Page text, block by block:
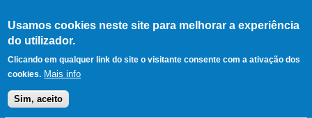
Usamos cookies neste site para melhorar a experiência
do utilizador.
Clicando em qualquer link do site o visitante consente com a ativação dos
cookies. Mais info
Sim, aceito
LERPARAVER , ir para a
página principal
O portal da visão diferente
Menu principal
Notícias